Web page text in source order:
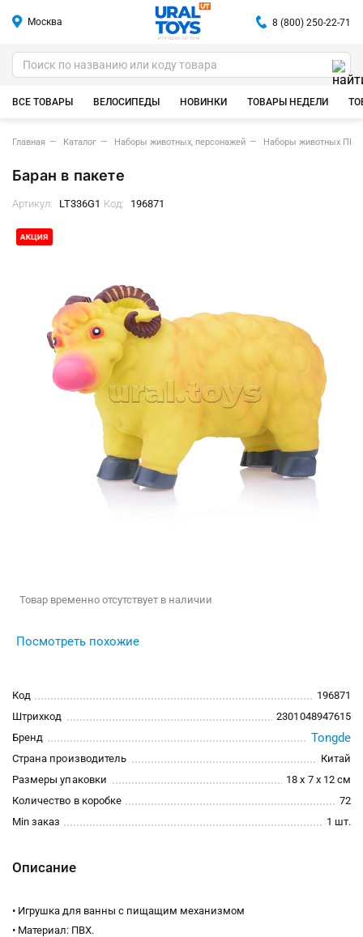
Москва
ИГРУШКИ ОПТОМ
8 (800) 250-22-71
ВСЕ ТОВАРЫ ВЕЛОСИПЕДЫ НОВИНКИ ТОВАРЫ НЕДЕЛИ
Главная Каталог Наборы животных, персонажей Наборы животных ПВХ
Баран в пакете
Артикул: LT336G1 Код: 196871
Товар временно отсутствует в наличии
Посмотреть похожие
Код
196871
Штрихкод
2301048947615
Бренд
Tongde
Страна производитель
Китай
Размеры упаковки
18 x 7 x 12 см
Количество в коробке
72
Min заказ
1 шт.
Описание
• Игрушка для ванны с пищащим механизмом
• Материал: ПВХ.